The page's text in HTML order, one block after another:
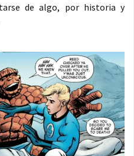
de algo, por historia y